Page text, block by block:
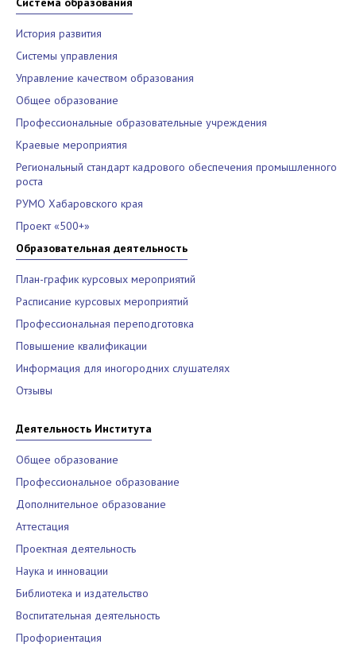
История развития
Системы управления
Управление качеством образования
Общее образование
Профессиональные образовательные учреждения
Краевые мероприятия
Региональный стандарт кадрового обеспечения промышленного
роста
РУМО Хабаровского края
Проект «500+»
Образовательная деятельность
План-график курсовых мероприятий
Расписание курсовых мероприятий
Профессиональная переподготовка
Повышение квалификации
Информация для иногородних слушателях
Отзывы
Деятельность Института
Общее образование
Профессиональное образование
Дополнительное образование
Аттестация
Проектная деятельность
Наука и инновации
Библиотека и издательство
Воспитательная деятельность
Профориентация